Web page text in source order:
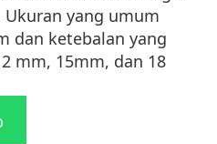
yang umum
dan ketebalan yang
mm, 15mm, dan 18